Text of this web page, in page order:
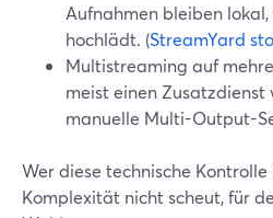
Aufnahmen bleiben
hochlädt. (StreamYard
Multistreaming auf
meist einen Zusatzdienst
manuelle Multi-Output-
Wer diese technische
Komplexität nicht scheut, für